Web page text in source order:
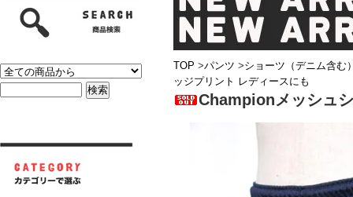
TOP >パンツ >ショーツ（デニム含む
ッジプリント レディースにも
Championメッシュ